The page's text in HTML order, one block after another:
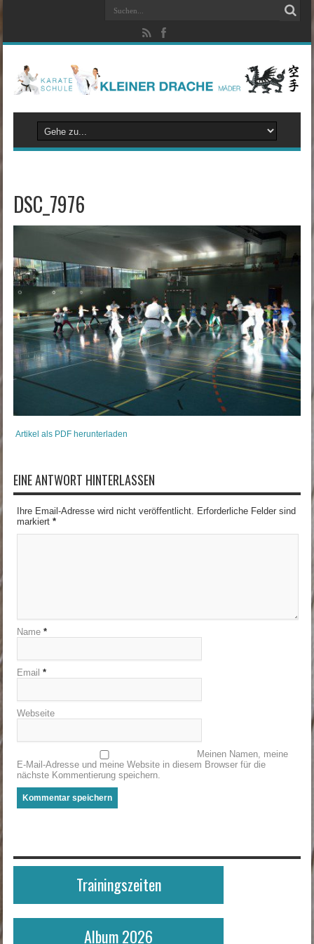
DSC_7976
Artikel als PDF herunterladen
EINE ANTWORT HINTERLASSEN
Ihre Email-Adresse wird nicht veröffentlicht. Erforderliche Felder sind
markiert *
Name *
Email *
Webseite
Meinen Namen, meine
E-Mail-Adresse und meine Website in diesem Browser für die
nächste Kommentierung speichern.
Trainingszeiten
Album 2026